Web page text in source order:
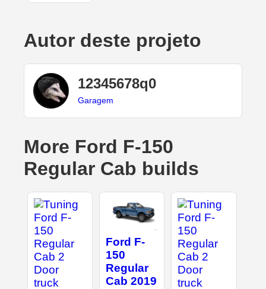
Autor deste projeto
12345678q0
Garagem
More Ford F-150
Regular Cab builds
Ford F-
150
Regular
Cab 2019